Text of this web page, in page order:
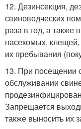
12. Дезинсекция,
свиноводческих
раза в год, а также
насекомых,
их пребывания
13. При посещении
обслуживании
Запрещается
также выносить их